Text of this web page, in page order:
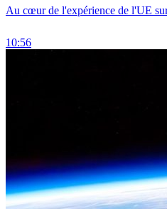
Au cœur de l'expérience de l'UE
10:56